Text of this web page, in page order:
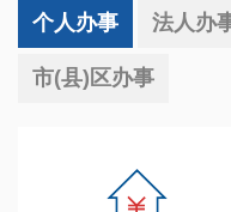
个人办事 法人办
市(县)区办事